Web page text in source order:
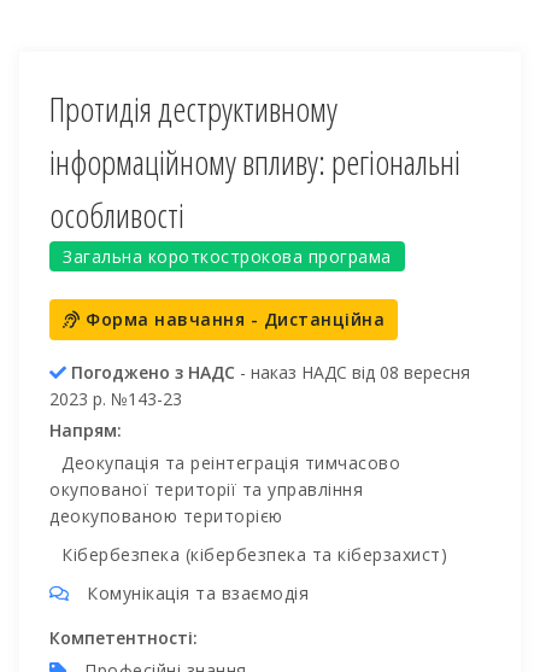
Протидія деструктивному
інформаційному впливу: регіональні
особливості
Загальна короткострокова програма
Форма навчання - Дистанційна
Погоджено з НАДС - наказ НАДС від 08 вересня
2023 р. №143-23
Напрям:
Деокупація та реінтеграція тимчасово
окупованої території та управління
деокупованою територією
Кібербезпека (кібербезпека та кіберзахист)
Комунікація та взаємодія
Компетентності: